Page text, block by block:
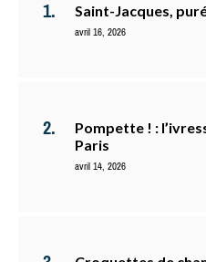
Saint-Jacques,
avril 16, 2026
Pompette ! :
Paris
avril 14, 2026